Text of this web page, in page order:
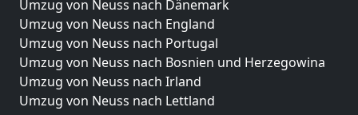
Umzug von Neuss nach Dänemark
Umzug von Neuss nach England
Umzug von Neuss nach Portugal
Umzug von Neuss nach Bosnien und Herzegowina
Umzug von Neuss nach Irland
Umzug von Neuss nach Lettland